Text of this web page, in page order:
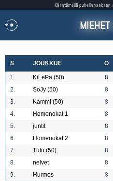
Kääntämällä puhelin
S JOUKKUE O
1. KiLePa (50) 8
2.
SoJy (50) 8
3.
Kammi (50) 8
4.
Homenokat 1 8
5.
juntit 8
6.
Homenokat 2 8
7.
Tutu (50) 8
8.
nelvet 8
9.
Hurmos 8